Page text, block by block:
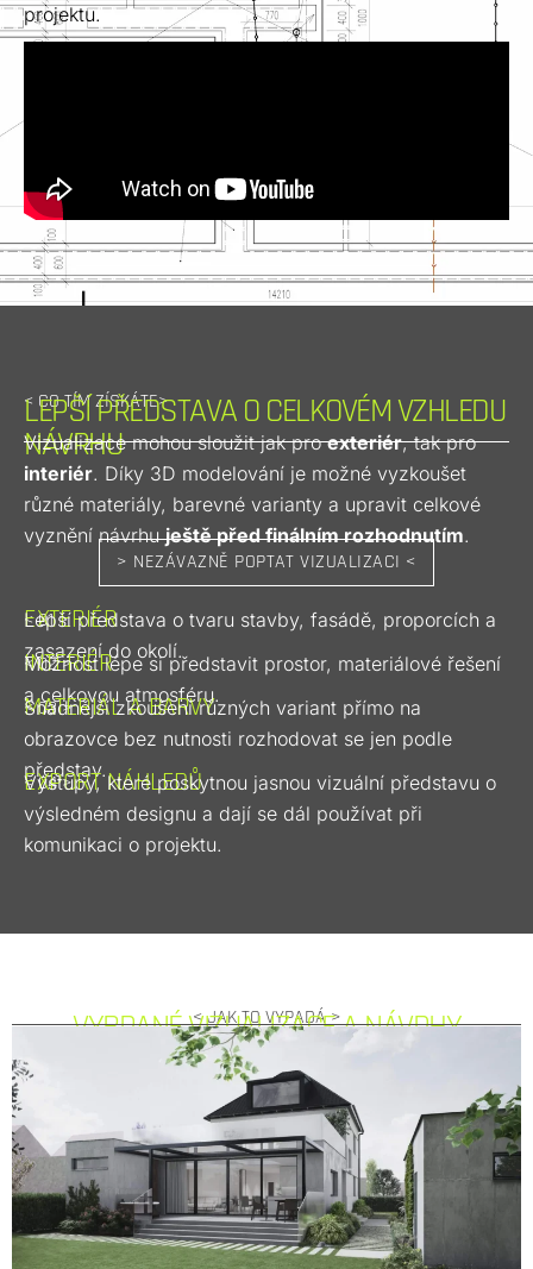
projektu.
< CO TÍM ZÍSKÁTE>
LEPŠÍ PŘEDSTAVA O CELKOVÉM VZHLEDU
NÁVRHU
Vizualizace mohou sloužit jak proexteriér, tak pro
interiér. Díky 3D modelování je možné vyzkoušet
různé materiály, barevné varianty a upravit celkové
vyznění návrhuještě před finálním rozhodnutím.
> NEZÁVAZNĚ POPTAT VIZUALIZACI <
< 01 >
EXTERIÉR
Lepší představa o tvaru stavby, fasádě, proporcích a
zasazení do okolí.
< 02 >
INTERIÉR
Možnost lépe si představit prostor, materiálové řešení
a celkovou atmosféru.
< 03 >
MATERIÁL A BARVY
Snadnější zkoušení různých variant přímo na
obrazovce bez nutnosti rozhodovat se jen podle
představ.
< 04 >
EXPORT NÁHLEDŮ
Výstupy, které poskytnou jasnou vizuální představu o
výsledném designu a dají se dál používat při
komunikaci o projektu.
< JAK TO VYPADÁ >
VYBRANÉ VIZUALIZACE A NÁVRHY